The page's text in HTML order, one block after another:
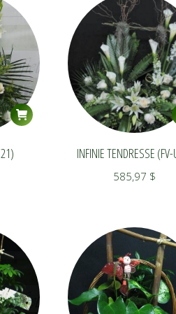
INFINIE TENDRESSE
585,97 $